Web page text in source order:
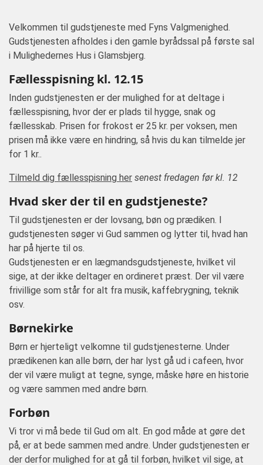
Velkommen til gudstjeneste med Fyns Valgmenighed.
Gudstjenesten afholdes i den gamle byrådssal på første sal
i Mulighedernes Hus i Glamsbjerg.
Fællesspisning kl. 12.15
Inden gudstjenesten er der mulighed for at deltage i
fællesspisning, hvor der er plads til hygge, snak og
fællesskab. Prisen for frokost er 25 kr. per voksen, men
prisen må ikke være en hindring, så hvis du kan tilmelde jer
for 1 kr..
Tilmeld dig fællesspisning her senest fredagen før kl. 12
Hvad sker der til en gudstjeneste?
Til gudstjenesten er der lovsang, bøn og prædiken. I
gudstjenesten søger vi Gud sammen og lytter til, hvad han
har på hjerte til os.
Gudstjenesten er en lægmandsgudstjeneste, hvilket vil
sige, at der ikke deltager en ordineret præst. Der vil være
frivillige som står for alt fra musik, kaffebrygning, teknik
osv.
Børnekirke
Børn er hjerteligt velkomne til gudstjenesterne. Under
prædikenen kan alle børn, der har lyst gå ud i cafeen, hvor
der vil være muligt at tegne, synge, måske høre en historie
og være sammen med andre børn.
Forbøn
Vi tror vi må bede til Gud om alt. En god måde at gøre det
på, er at bede sammen med andre. Under gudstjenesten er
der derfor mulighed for at gå til forbøn, hvilket vil sige, at